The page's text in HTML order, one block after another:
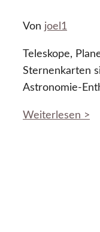
Von joel1
Teleskope,
Sternenkarten
Astronomie-
Weiterlesen >